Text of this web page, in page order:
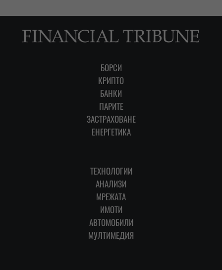
БОРСИ
КРИПТО
БАНКИ
ПАРИТЕ
ЗАСТРАХОВАНЕ
ЕНЕРГЕТИКА
ТЕХНОЛОГИИ
АНАЛИЗИ
МРЕЖАТА
ИМОТИ
АВТОМОБИЛИ
МУЛТИМЕДИЯ